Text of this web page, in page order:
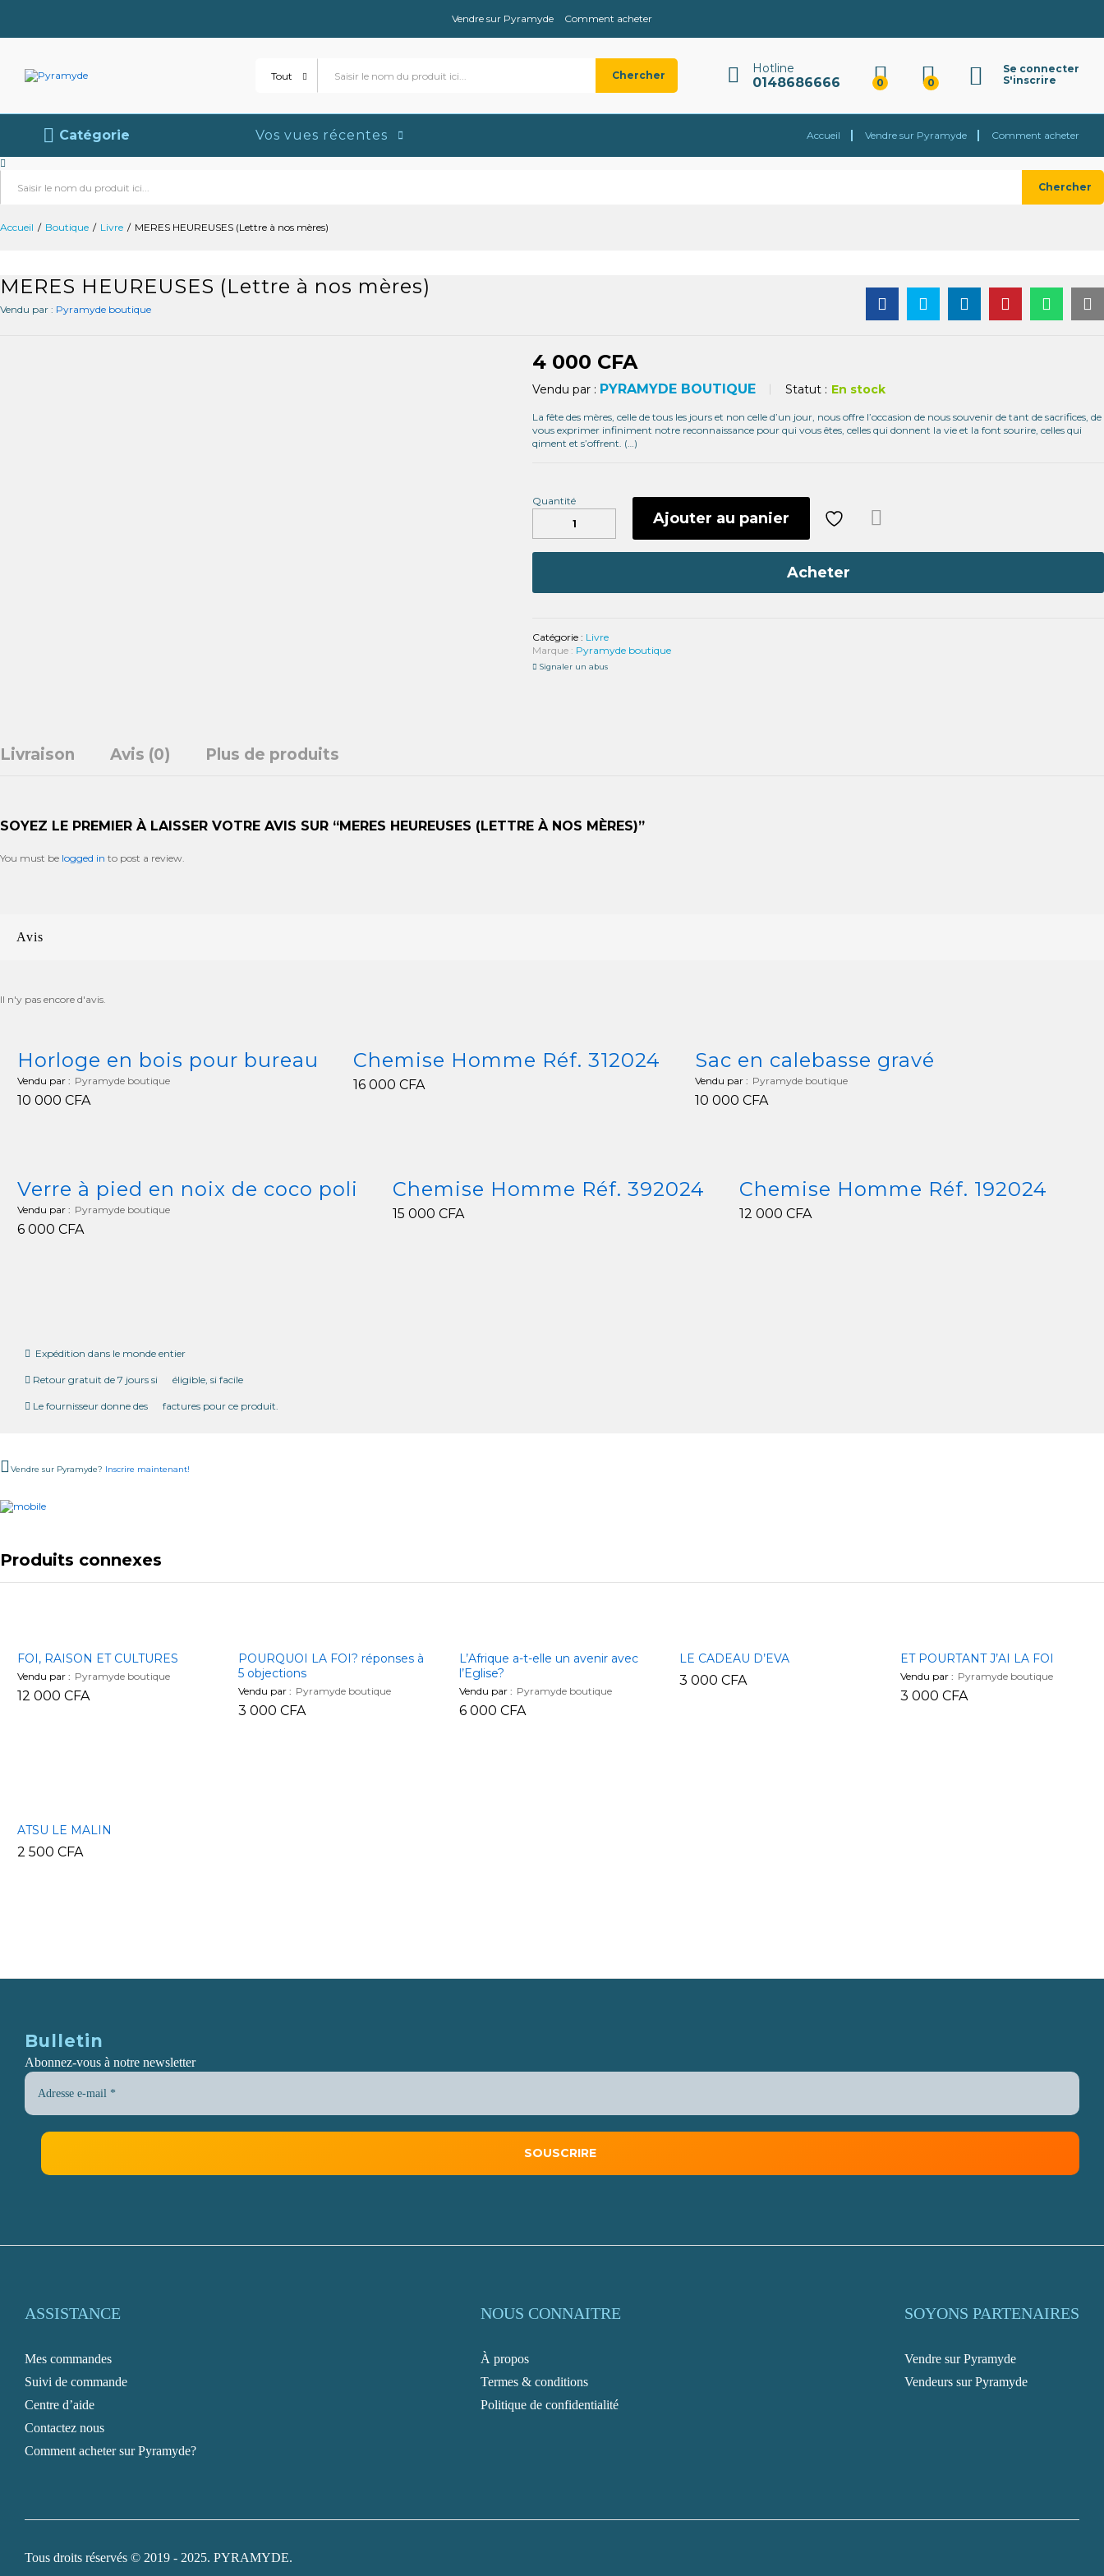
Vendre sur Pyramyde Comment acheter
Tout Chercher Hotline
0148686666 0 0
Se connecter
S'inscrire
Catégorie Vos vues récentes Accueil Vendre sur Pyramyde Comment acheter
Tout Chercher
Accueil / Boutique / Livre / MERES HEUREUSES (Lettre à nos mères)
MERES HEUREUSES (Lettre à nos mères)
Vendu par : Pyramyde boutique
4 000 CFA
Vendu par : PYRAMYDE BOUTIQUE Statut : En stock
La fête des mères, celle de tous les jours et non celle d’un jour, nous offre l’occasion de nous souvenir de tant de sacrifices, de
vous exprimer infiniment notre reconnaissance pour qui vous êtes, celles qui donnent la vie et la font sourire, celles qui
qiment et s’offrent. (…)
quantité
HEUREUSES
(Lettre
mères)
Quantité
Ajouter au panier
pare
Acheter
Catégorie : Livre
Marque : Pyramyde boutique
Signaler un abus
Livraison Avis (0) Plus de produits
SOYEZ LE PREMIER À LAISSER VOTRE AVIS SUR “MERES HEUREUSES (LETTRE À NOS MÈRES)”
You must be logged in to post a review.
Avis
Il n'y pas encore d'avis.
Horloge en bois pour bureau
Vendu par : Pyramyde boutique
10 000 CFA
Chemise Homme Réf. 312024
16 000 CFA
Sac en calebasse gravé
Vendu par : Pyramyde boutique
10 000 CFA
Verre à pied en noix de coco poli
Vendu par : Pyramyde boutique
6 000 CFA
Chemise Homme Réf. 392024
15 000 CFA
Chemise Homme Réf. 192024
12 000 CFA
Expédition dans le monde entier
Retour gratuit de 7 jours si éligible, si facile
Le fournisseur donne des factures pour ce produit.
Vendre sur Pyramyde? Inscrire maintenant!
Produits connexes
FOI, RAISON ET CULTURES
Vendu par : Pyramyde boutique
12 000 CFA
POURQUOI LA FOI? réponses à
5 objections
Vendu par : Pyramyde boutique
3 000 CFA
L’Afrique a-t-elle un avenir avec
l’Eglise?
Vendu par : Pyramyde boutique
6 000 CFA
LE CADEAU D’EVA
3 000CFA
ET POURTANT J’AI LA FOI
Vendu par : Pyramyde boutique
3 000CFA
ATSU LE MALIN
2 500 CFA
Bulletin
Abonnez-vous à notre newsletter
ASSISTANCE
Mes commandes
Suivi de commande
Centre d’aide
Contactez nous
Comment acheter sur Pyramyde?
NOUS CONNAITRE
À propos
Termes & conditions
Politique de confidentialité
SOYONS PARTENAIRES
Vendre sur Pyramyde
Vendeurs sur Pyramyde
Tous droits réservés © 2019 - 2025. PYRAMYDE.